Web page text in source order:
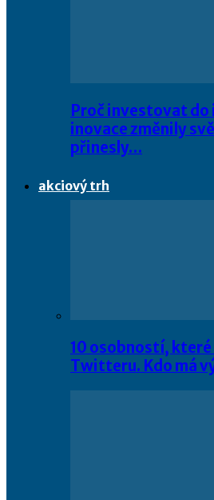
Proč investovat do
inovace změnily
přinesly…
akciový trh
10 osobností,
Twitteru. Kdo má